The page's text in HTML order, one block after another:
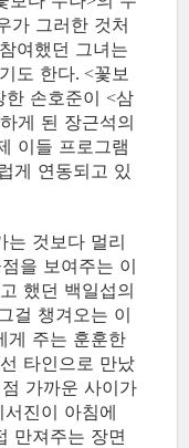
가 그러한 것처
여했던 그녀는
도 한다. <꽃보
손호준이 <삼
게 된 장근석의
이들 프로그램
게 연동되고 있
는 것보다 멀리
을 보여주는 이
했던 백일섭의
걸 챙겨오는 이
게 주는 훈훈한
타인으로 만났
가까운 사이가
진이 아침에
만져주는 장면